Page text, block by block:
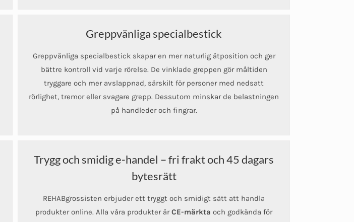
Greppvänliga specialbestick
Greppvänliga specialbestick skapar en mer naturlig ätposition och ger
bättre kontroll vid varje rörelse. De vinklade greppen gör måltiden
tryggare och mer avslappnad, särskilt för personer med nedsatt
rörlighet, tremor eller svagare grepp. Dessutom minskar de belastningen
på handleder och fingrar.
Trygg och smidig e-handel – fri frakt och 45 dagars
bytesrätt
REHABgrossisten erbjuder ett tryggt och smidigt sätt att handla
produkter online. Alla våra produkter ärCE-märkta och godkända för